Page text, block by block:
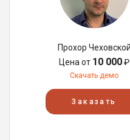
Прохор Чеховской
Цена от 10 000₽
Скачать демо
Заказать